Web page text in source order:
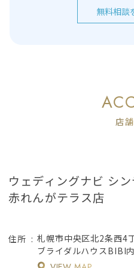
無料相談
店
ウェディングナビ シ
赤れんがテラス店
住所
札幌市中央区北2条西4
ブライダルハウスBIBI内